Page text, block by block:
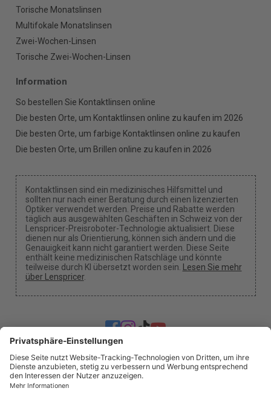
Torische Monatslinsen
Multifokale Monatslinsen
Zwei-Wochen-Linsen
Torische Zwei-Wochen-Linsen
Information
So bestellen Sie Kontaktlinsen online
Die besten Orte, um Kontaktlinsen online zu kaufen im 2026
Die besten Orte, um farbige Kontaktlinsen online zu kaufen
Die besten Orte, um Brillen online zu kaufen in 2026
Kontaktlinsen sind ein medizinisches Hilfsmittel und
sollten nur nach einer Beratung durch einen lizenzierten
Optiker verwendet werden. Preise und Rabatte werden
täglich aus ausgewählten Geschäften in Schweiz von der
Lenspricer-Preisroboter-Technologie aktualisiert. Diese
dienen nur als Orientierung, können sich ändern und die
Genauigkeit kann nicht garantiert werden. Diese Seite
enthält keine medizinischen Ratschläge und könnte
teilweise durch KI übersetzt worden sein. Lesen Sie mehr
über Lenspricer.
Cookie-Einstellungen
Wir können eine Provision erhalten, wenn du unsere